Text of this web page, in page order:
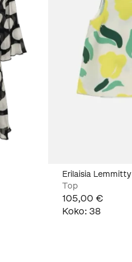
Erilaisia Lemmitty
Top
105,00 €
Koko: 38